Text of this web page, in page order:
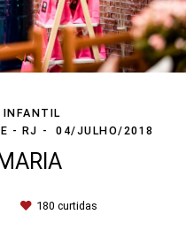
INFANTIL
- RJ
04/JULHO/2018
180 curtidas